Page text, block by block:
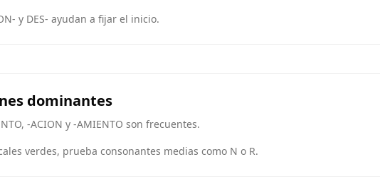
y DES- ayudan a fijar el inicio.
dominantes
-ACION y -AMIENTO son frecuentes.
verdes, prueba consonantes medias como N o R.